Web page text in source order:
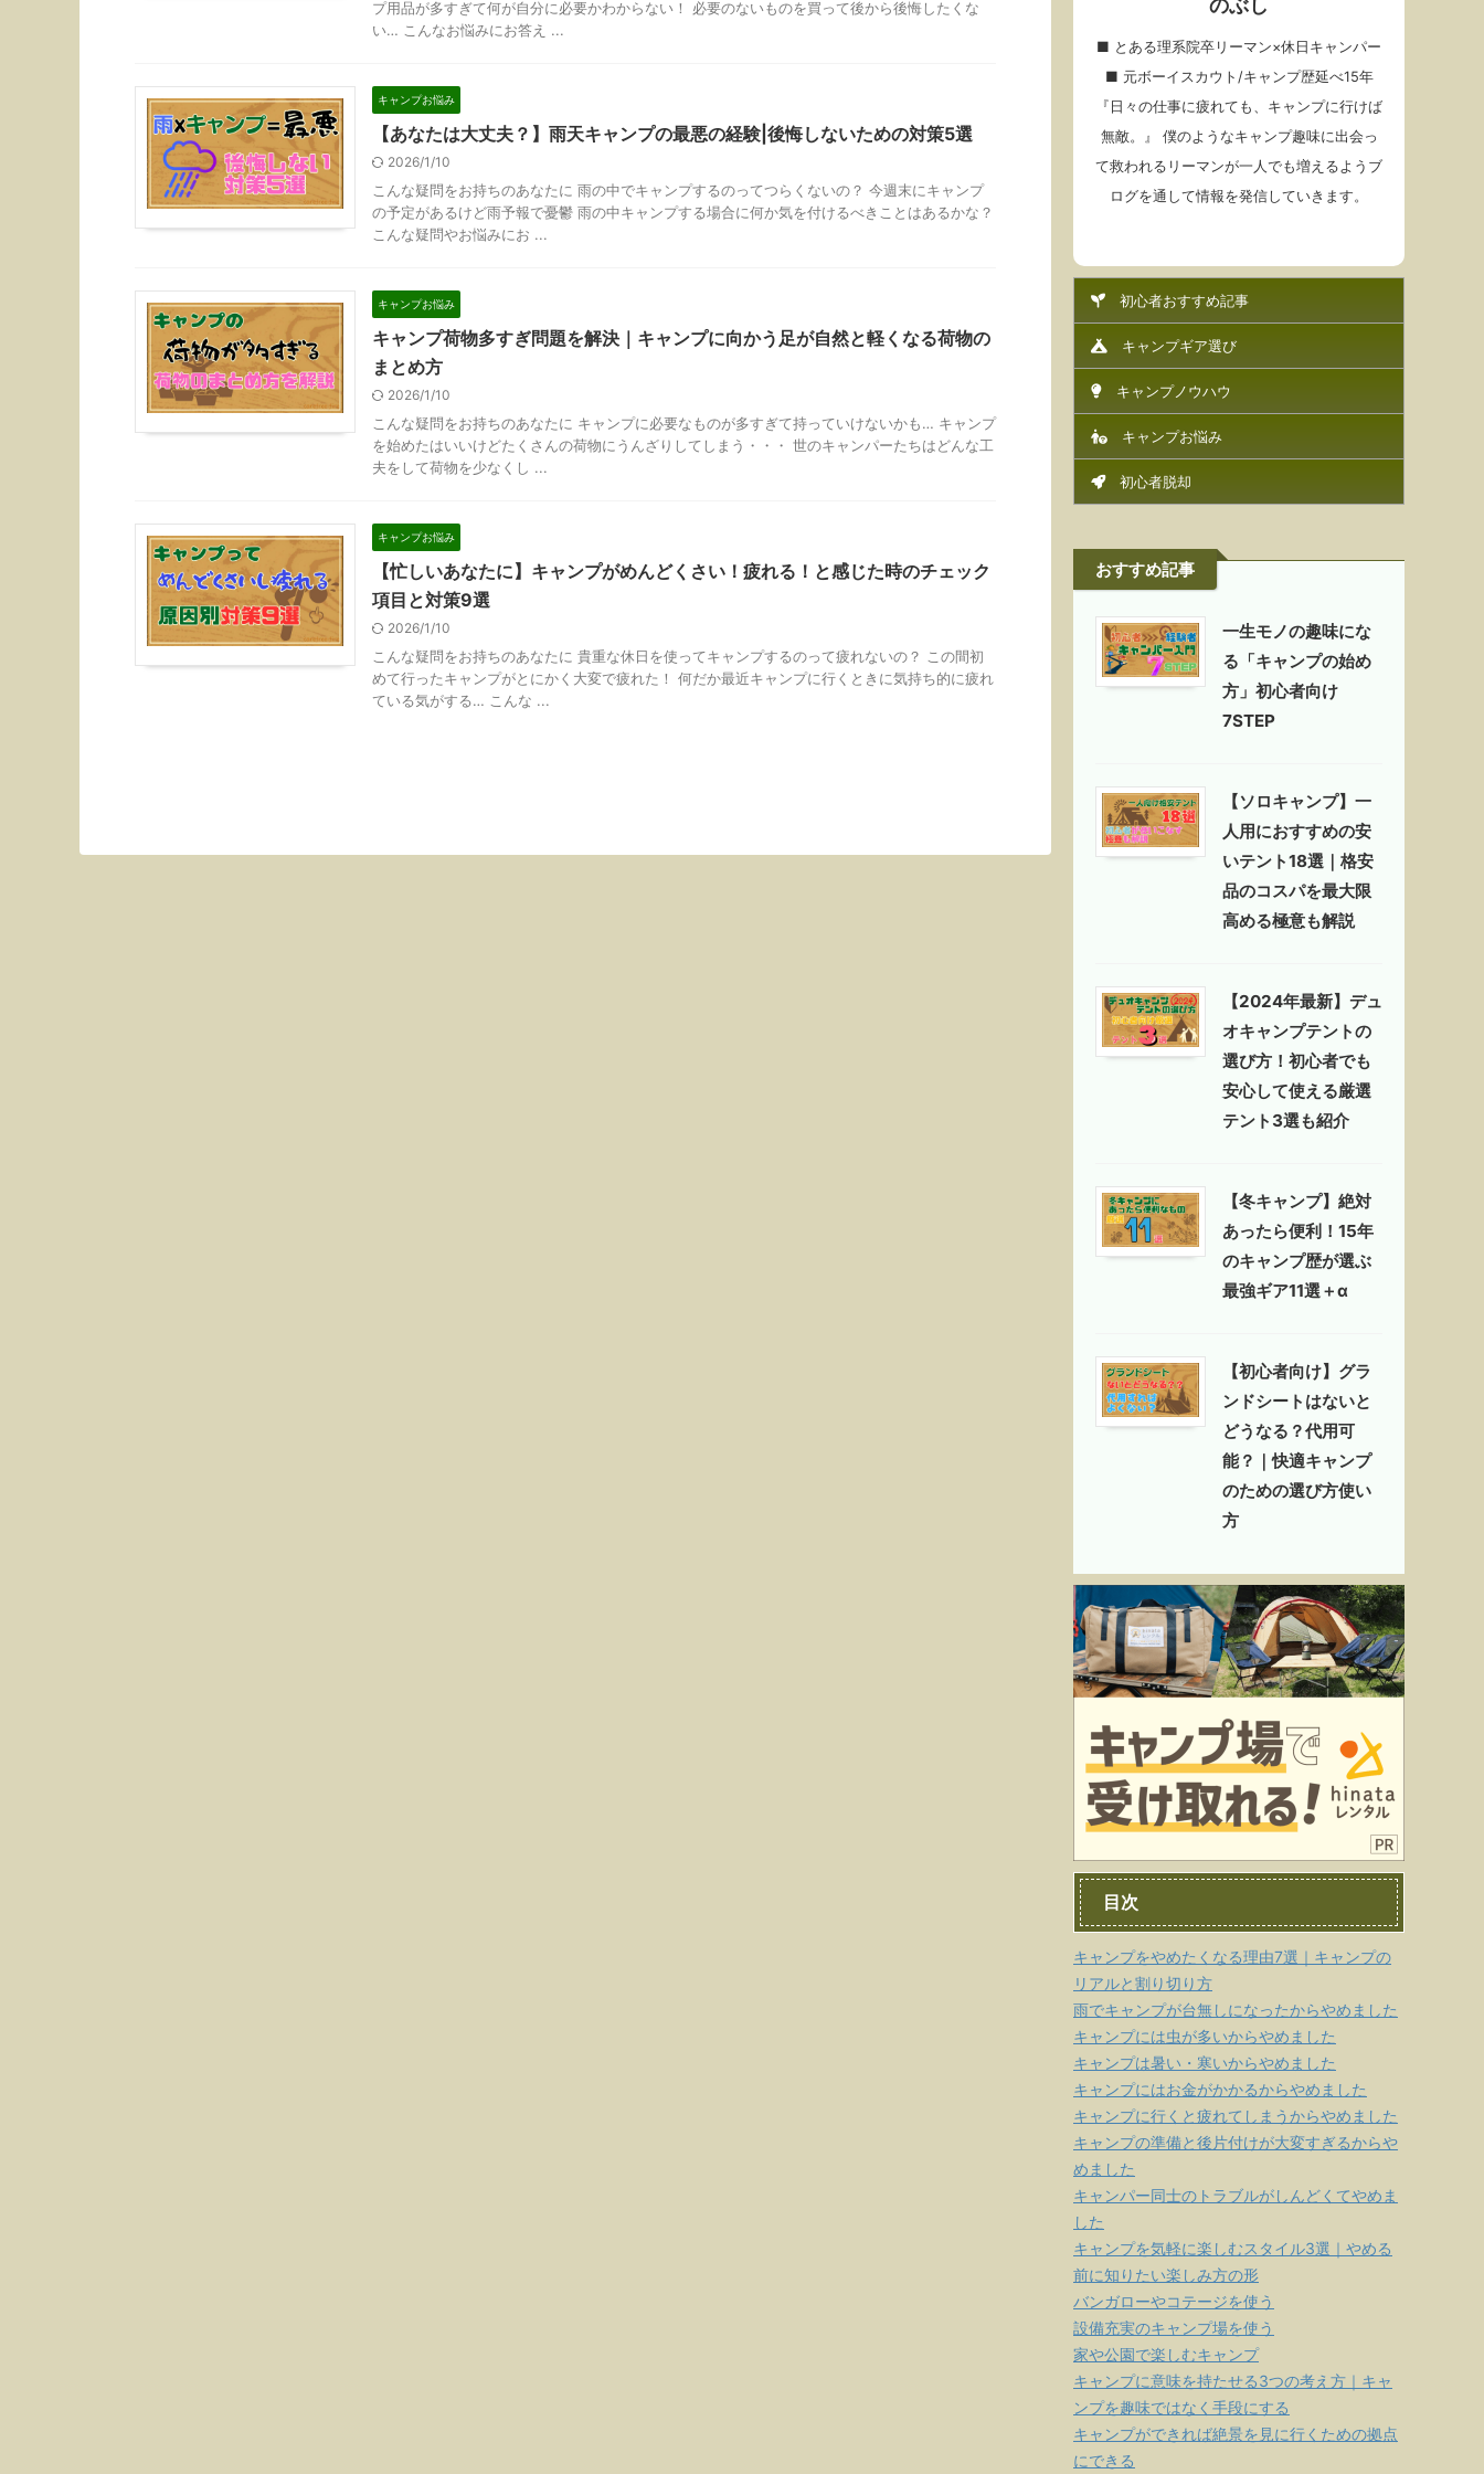
プ用品が多すぎて何が自分に必要かわからない！ 必要のないものを買って後から後悔したくな
い… こんなお悩みにお答え ...
キャンプお悩み
【あなたは大丈夫？】雨天キャンプの最悪の経験|後悔しないための対策5選
2026/1/10
こんな疑問をお持ちのあなたに 雨の中でキャンプするのってつらくないの？ 今週末にキャンプ
の予定があるけど雨予報で憂鬱 雨の中キャンプする場合に何か気を付けるべきことはあるかな？
こんな疑問やお悩みにお ...
キャンプお悩み
キャンプ荷物多すぎ問題を解決｜キャンプに向かう足が自然と軽くなる荷物の
まとめ方
2026/1/10
こんな疑問をお持ちのあなたに キャンプに必要なものが多すぎて持っていけないかも… キャンプ
を始めたはいいけどたくさんの荷物にうんざりしてしまう・・・ 世のキャンパーたちはどんな工
夫をして荷物を少なくし ...
キャンプお悩み
【忙しいあなたに】キャンプがめんどくさい！疲れる！と感じた時のチェック
項目と対策9選
2026/1/10
こんな疑問をお持ちのあなたに 貴重な休日を使ってキャンプするのって疲れないの？ この間初
めて行ったキャンプがとにかく大変で疲れた！ 何だか最近キャンプに行くときに気持ち的に疲れ
ている気がする… こんな ...
のぶし
■ とある理系院卒リーマン×休日キャンパー
■ 元ボーイスカウト/キャンプ歴延べ15年
『日々の仕事に疲れても、キャンプに行けば
無敵。』 僕のようなキャンプ趣味に出会っ
て救われるリーマンが一人でも増えるようブ
ログを通して情報を発信していきます。
初心者おすすめ記事
キャンプギア選び
キャンプノウハウ
キャンプお悩み
初心者脱却
おすすめ記事
一生モノの趣味にな
る「キャンプの始め
方」初心者向け
7STEP
【ソロキャンプ】一
人用におすすめの安
いテント18選｜格安
品のコスパを最大限
高める極意も解説
【2024年最新】デュ
オキャンプテントの
選び方！初心者でも
安心して使える厳選
テント3選も紹介
【冬キャンプ】絶対
あったら便利！15年
のキャンプ歴が選ぶ
最強ギア11選＋α
【初心者向け】グラ
ンドシートはないと
どうなる？代用可
能？｜快適キャンプ
のための選び方使い
方
目次
キャンプをやめたくなる理由7選｜キャンプの
リアルと割り切り方
雨でキャンプが台無しになったからやめました
キャンプには虫が多いからやめました
キャンプは暑い・寒いからやめました
キャンプにはお金がかかるからやめました
キャンプに行くと疲れてしまうからやめました
キャンプの準備と後片付けが大変すぎるからや
めました
キャンパー同士のトラブルがしんどくてやめま
した
キャンプを気軽に楽しむスタイル3選｜やめる
前に知りたい楽しみ方の形
バンガローやコテージを使う
設備充実のキャンプ場を使う
家や公園で楽しむキャンプ
キャンプに意味を持たせる3つの考え方｜キャ
ンプを趣味ではなく手段にする
キャンプができれば絶景を見に行くための拠点
にできる